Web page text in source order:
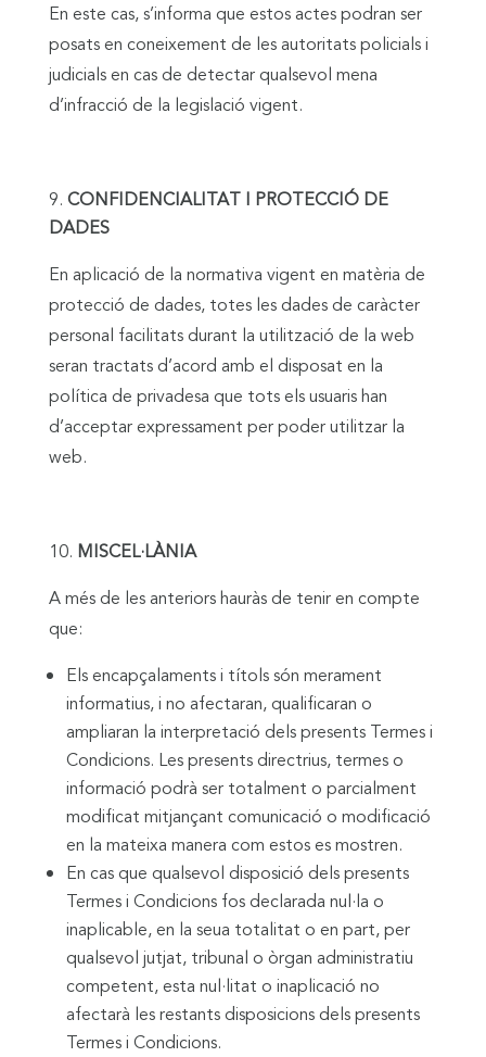
En este cas, s’informa que estos actes podran ser
posats en coneixement de les autoritats policials i
judicials en cas de detectar qualsevol mena
d’infracció de la legislació vigent.
CONFIDENCIALITAT I PROTECCIÓ DE
DADES
En aplicació de la normativa vigent en matèria de
protecció de dades, totes les dades de caràcter
personal facilitats durant la utilització de la web
seran tractats d’acord amb el disposat en la
política de privadesa que tots els usuaris han
d’acceptar expressament per poder utilitzar la
web.
MISCEL·LÀNIA
A més de les anteriors hauràs de tenir en compte
que:
Els encapçalaments i títols són merament
informatius, i no afectaran, qualificaran o
ampliaran la interpretació dels presents Termes i
Condicions. Les presents directrius, termes o
informació podrà ser totalment o parcialment
modificat mitjançant comunicació o modificació
en la mateixa manera com estos es mostren.
En cas que qualsevol disposició dels presents
Termes i Condicions fos declarada nul·la o
inaplicable, en la seua totalitat o en part, per
qualsevol jutjat, tribunal o òrgan administratiu
competent, esta nul·litat o inaplicació no
afectarà les restants disposicions dels presents
Termes i Condicions.